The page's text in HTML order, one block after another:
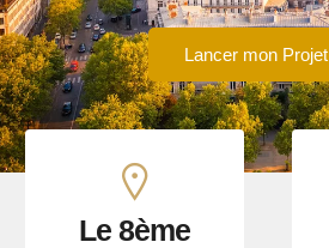
Lancer mon Projet
Le 8ème